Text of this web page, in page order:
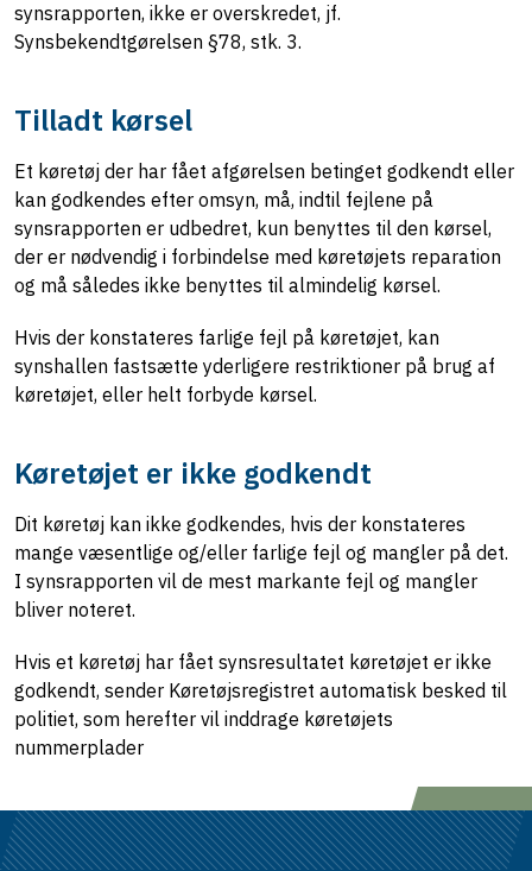
synsrapporten, ikke er overskredet, jf.
Synsbekendtgørelsen §78, stk. 3.
Tilladt kørsel
Et køretøj der har fået afgørelsen betinget godkendt eller
kan godkendes efter omsyn, må, indtil fejlene på
synsrapporten er udbedret, kun benyttes til den kørsel,
der er nødvendig i forbindelse med køretøjets reparation
og må således ikke benyttes til almindelig kørsel.
Hvis der konstateres farlige fejl på køretøjet, kan
synshallen fastsætte yderligere restriktioner på brug af
køretøjet, eller helt forbyde kørsel.
Køretøjet er ikke godkendt
Dit køretøj kan ikke godkendes, hvis der konstateres
mange væsentlige og/eller farlige fejl og mangler på det.
I synsrapporten vil de mest markante fejl og mangler
bliver noteret.
Hvis et køretøj har fået synsresultatet køretøjet er ikke
godkendt, sender Køretøjsregistret automatisk besked til
politiet, som herefter vil inddrage køretøjets
nummerplader